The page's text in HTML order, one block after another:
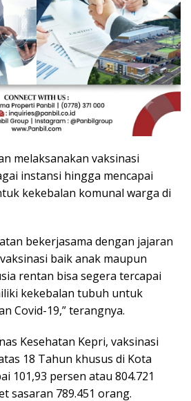
melaksanakan vaksinasi
instansi hingga mencapai
kekebalan komunal warga di
bekerjasama dengan jajaran
baik anak maupun
rentan bisa segera tercapai
kekebalan tubuh untuk
Covid-19,” terangnya.
Kesehatan Kepri, vaksinasi
18 Tahun khusus di Kota
101,93 persen atau 804.721
sasaran 789.451 orang.